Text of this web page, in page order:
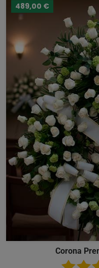
489,00 €
Corona